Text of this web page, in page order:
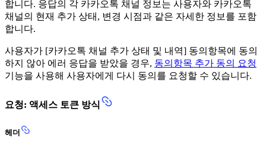
합니다. 응답의 각 카카오톡 채널 정보는 사용자와 카카오톡
채널의 현재 추가 상태, 변경 시점과 같은 자세한 정보를 포함
합니다.
사용자가 [카카오톡 채널 추가 상태 및 내역] 동의항목에 동의
하지 않아 에러 응답을 받았을 경우, 동의항목 추가 동의 요청
기능을 사용해 사용자에게 다시 동의를 요청할 수 있습니다.
요청: 액세스 토큰 방식
헤더